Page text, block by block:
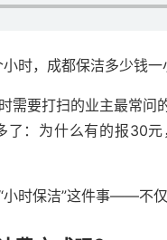
时，成都保洁多少钱一
需要打扫的业主最常问
了：为什么有的报30
时保洁”这件事——不